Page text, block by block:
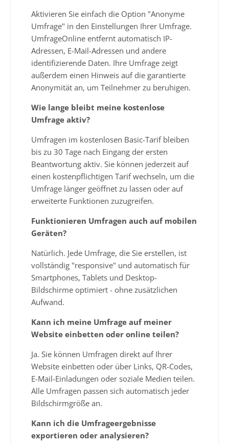
Aktivieren Sie einfach die Option "Anonyme
Umfrage" in den Einstellungen Ihrer Umfrage.
UmfrageOnline entfernt automatisch IP-
Adressen, E-Mail-Adressen und andere
identifizierende Daten. Ihre Umfrage zeigt
außerdem einen Hinweis auf die garantierte
Anonymität an, um Teilnehmer zu beruhigen.
Wie lange bleibt meine kostenlose
Umfrage aktiv?
Umfragen im kostenlosen Basic-Tarif bleiben
bis zu 30 Tage nach Eingang der ersten
Beantwortung aktiv. Sie können jederzeit auf
einen kostenpflichtigen Tarif wechseln, um die
Umfrage länger geöffnet zu lassen oder auf
erweiterte Funktionen zuzugreifen.
Funktionieren Umfragen auch auf mobilen
Geräten?
Natürlich. Jede Umfrage, die Sie erstellen, ist
vollständig "responsive" und automatisch für
Smartphones, Tablets und Desktop-
Bildschirme optimiert - ohne zusätzlichen
Aufwand.
Kann ich meine Umfrage auf meiner
Website einbetten oder online teilen?
Ja. Sie können Umfragen direkt auf Ihrer
Website einbetten oder über Links, QR-Codes,
E-Mail-Einladungen oder soziale Medien teilen.
Alle Umfragen passen sich automatisch jeder
Bildschirmgröße an.
Kann ich die Umfrageergebnisse
exportieren oder analysieren?